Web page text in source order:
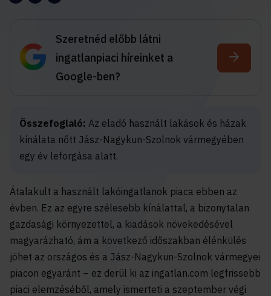
Szeretnéd előbb látni
ingatlanpiaci híreinket a
Google-ben?
Összefoglaló: Az eladó használt lakások és házak
kínálata nőtt Jász-Nagykun-Szolnok vármegyében
egy év leforgása alatt.
Átalakult a használt lakóingatlanok piaca ebben az
évben. Ez az egyre szélesebb kínálattal, a bizonytalan
gazdasági környezettel, a kiadások növekedésével
magyarázható, ám a következő időszakban élénkülés
jöhet az országos és a Jász-Nagykun-Szolnok vármegyei
piacon egyaránt – ez derül ki az ingatlan.com legfrissebb
piaci elemzéséből, amely ismerteti a szeptember végi